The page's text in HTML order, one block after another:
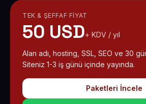
TEK & ŞEFFAF FIYAT
50 USD+ KDV / yıl
Alan adı, hosting, SSL, SEO ve 30
Siteniz 1-3 iş günü içinde yayında.
Paketleri İncele